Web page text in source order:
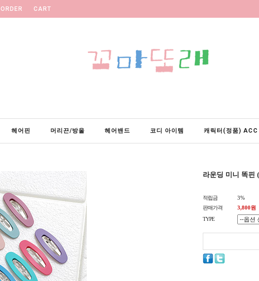
ORDER CART
헤어핀 머리끈/방울 헤어밴드 코디 아이템 캐릭터(정품) ACC
라운딩 미니 똑핀
적립금
3%
판매가격
3,800원
TYPE